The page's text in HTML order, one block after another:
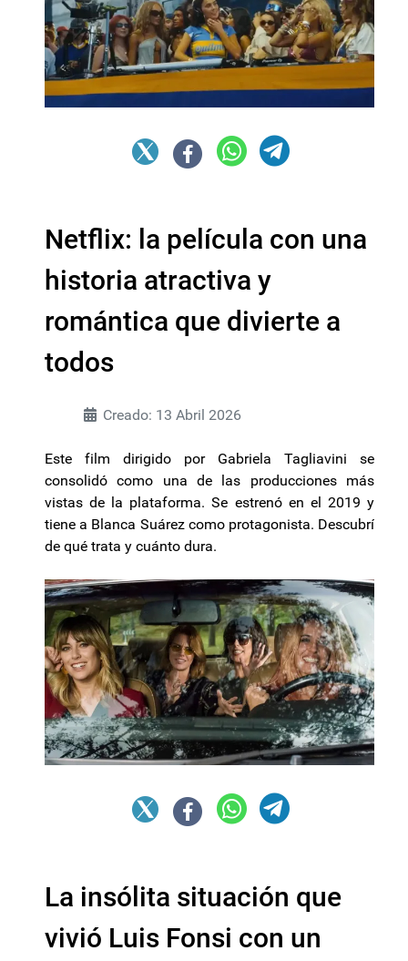
Netflix: la película con una
historia atractiva y
romántica que divierte a
todos
Creado: 13 Abril 2026
Este film dirigido por Gabriela Tagliavini se
consolidó como una de las producciones más
vistas de la plataforma. Se estrenó en el 2019 y
tiene a Blanca Suárez como protagonista. Descubrí
de qué trata y cuánto dura.
La insólita situación que
vivió Luis Fonsi con un